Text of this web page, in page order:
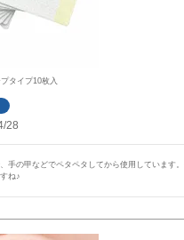
タイプ10枚入
28
手の甲などでペタペタしてから使用しています
ね♪